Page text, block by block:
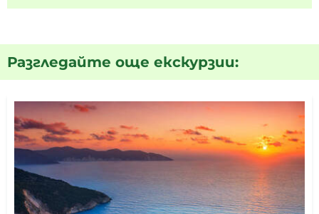
Разгледайте още екскурзии: